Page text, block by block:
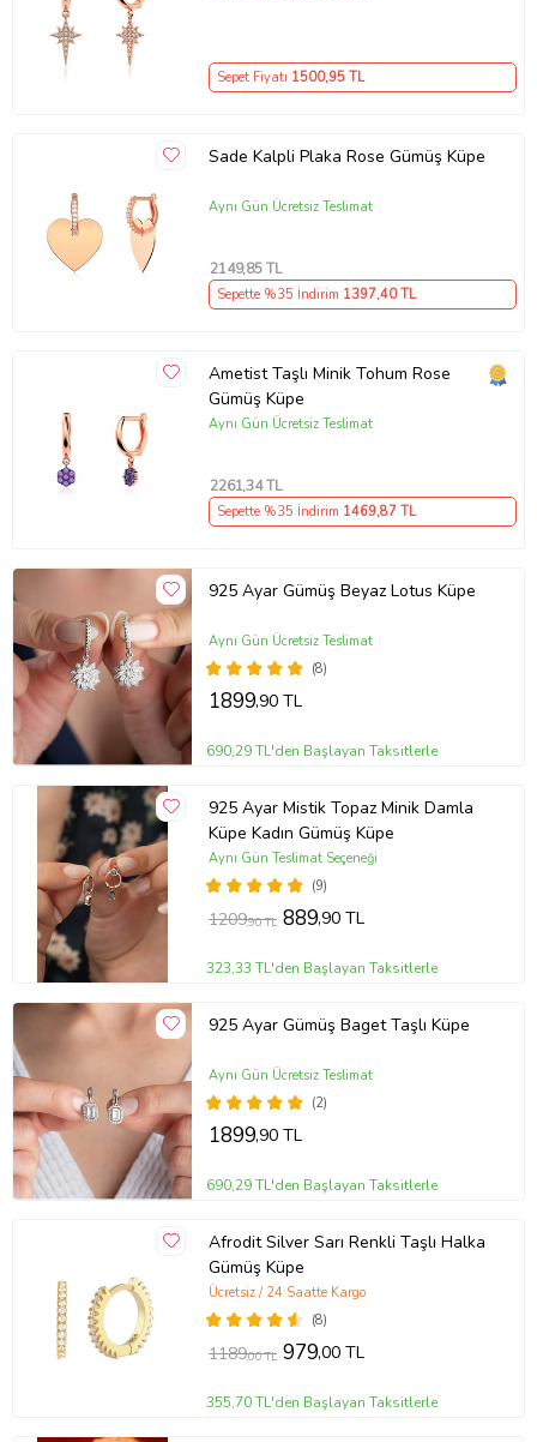
Sepet Fiyatı 1500,95 TL
Sade Kalpli Plaka Rose Gümüş Küpe
Aynı Gün Ücretsiz Teslimat
2149,85 TL
Sepette %35 İndirim 1397,40 TL
Ametist Taşlı Minik Tohum Rose
Gümüş Küpe
Aynı Gün Ücretsiz Teslimat
2261,34 TL
Sepette %35 İndirim 1469,87 TL
925 Ayar Gümüş Beyaz Lotus Küpe
(8)
Aynı Gün Ücretsiz Teslimat
1899,90 TL
690,29 TL'den Başlayan Taksitlerle
925 Ayar Mistik Topaz Minik Damla
Küpe Kadın Gümüş Küpe
(9)
Aynı Gün Teslimat Seçeneği
1209,90 TL 889,90 TL
323,33 TL'den Başlayan Taksitlerle
925 Ayar Gümüş Baget Taşlı Küpe
(2)
Aynı Gün Ücretsiz Teslimat
1899,90 TL
690,29 TL'den Başlayan Taksitlerle
Afrodit Silver Sarı Renkli Taşlı Halka
Gümüş Küpe
(8)
Ücretsiz / 24 Saatte Kargo
1189,00 TL 979,00 TL
355,70 TL'den Başlayan Taksitlerle